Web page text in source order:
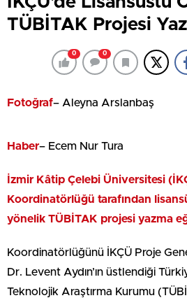
TÜBİTAK Projesi
0 0
Fotoğraf– Aleyna Arslanbaş
Haber– Ecem Nur Tura
İzmir Kâtip Çelebi Üniversitesi
Koordinatörlüğü tarafından
yönelik TÜBİTAK projesi yazma
Koordinatörlüğünü İKÇÜ Proje
Dr. Levent Aydın’ın üstlendiği
Teknolojik Araştırma Kurumu